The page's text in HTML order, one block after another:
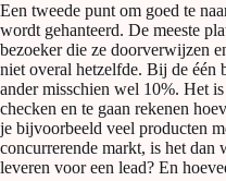
Een tweede punt om goed te
wordt gehanteerd. De meeste
bezoeker die ze doorverwijzen
niet overal hetzelfde. Bij de één
ander misschien wel 10%. Het
checken en te gaan rekenen
je bijvoorbeeld veel producten
concurrerende markt, is het
leveren voor een lead? En